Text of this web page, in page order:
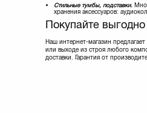
VOGELS
X-DIGITAL
Стильные тумбы, подставки.
хранения аксессуаров:
Покупайте выгодно
Наш интернет-магазин
или выходе из строя любого
доставки. Гарантия от